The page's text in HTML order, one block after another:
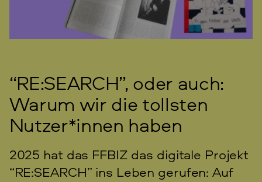
“RE:SEARCH”, oder auch:
Warum wir die tollsten
Nutzer*innen haben
2025 hat das FFBIZ das digitale Projekt
“RE:SEARCH” ins Leben gerufen: Auf